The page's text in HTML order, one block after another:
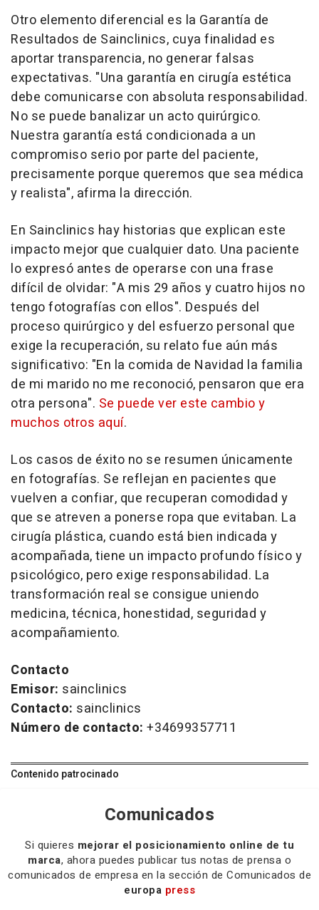
Otro elemento diferencial es la Garantía de
Resultados de Sainclinics, cuya finalidad es
aportar transparencia, no generar falsas
expectativas. "Una garantía en cirugía estética
debe comunicarse con absoluta responsabilidad.
No se puede banalizar un acto quirúrgico.
Nuestra garantía está condicionada a un
compromiso serio por parte del paciente,
precisamente porque queremos que sea médica
y realista", afirma la dirección.
En Sainclinics hay historias que explican este
impacto mejor que cualquier dato. Una paciente
lo expresó antes de operarse con una frase
difícil de olvidar: "A mis 29 años y cuatro hijos no
tengo fotografías con ellos". Después del
proceso quirúrgico y del esfuerzo personal que
exige la recuperación, su relato fue aún más
significativo: "En la comida de Navidad la familia
de mi marido no me reconoció, pensaron que era
otra persona". Se puede ver este cambio y
muchos otros aquí.
Los casos de éxito no se resumen únicamente
en fotografías. Se reflejan en pacientes que
vuelven a confiar, que recuperan comodidad y
que se atreven a ponerse ropa que evitaban. La
cirugía plástica, cuando está bien indicada y
acompañada, tiene un impacto profundo físico y
psicológico, pero exige responsabilidad. La
transformación real se consigue uniendo
medicina, técnica, honestidad, seguridad y
acompañamiento.
Contacto
Emisor: sainclinics
Contacto: sainclinics
Número de contacto: +34699357711
Contenido patrocinado
Comunicados
Si quieres mejorar el posicionamiento online de tu
marca, ahora puedes publicar tus notas de prensa o
comunicados de empresa en la sección de Comunicados de
europa press